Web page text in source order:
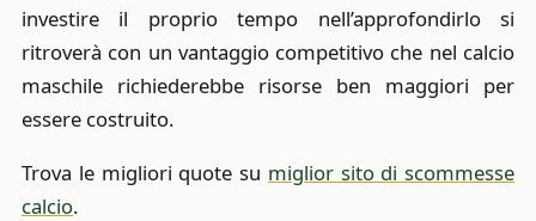
investire il proprio tempo nell’approfondirlo si
ritroverà con un vantaggio competitivo che nel calcio
maschile richiederebbe risorse ben maggiori per
essere costruito.
Trova le migliori quote su miglior sito di scommesse
calcio.